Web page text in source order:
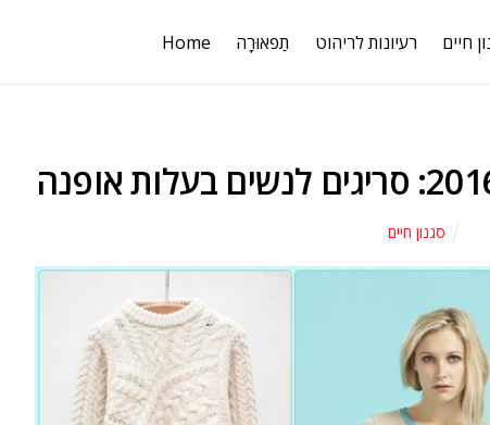
Home תַפאוּרָה רעיונות לריהוט חיים
סגנון חיים